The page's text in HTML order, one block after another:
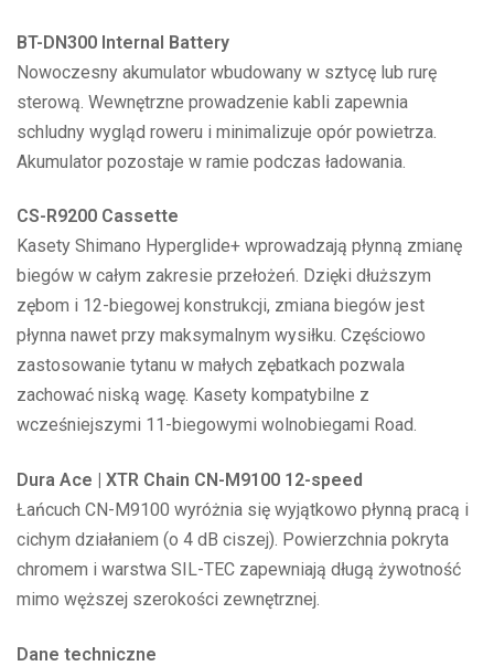
BT-DN300 Internal Battery
Nowoczesny akumulator wbudowany w sztycę lub rurę
sterową. Wewnętrzne prowadzenie kabli zapewnia
schludny wygląd roweru i minimalizuje opór powietrza.
Akumulator pozostaje w ramie podczas ładowania.
CS-R9200 Cassette
Kasety Shimano Hyperglide+ wprowadzają płynną zmianę
biegów w całym zakresie przełożeń. Dzięki dłuższym
zębom i 12-biegowej konstrukcji, zmiana biegów jest
płynna nawet przy maksymalnym wysiłku. Częściowo
zastosowanie tytanu w małych zębatkach pozwala
zachować niską wagę. Kasety kompatybilne z
wcześniejszymi 11-biegowymi wolnobiegami Road.
Dura Ace | XTR Chain CN-M9100 12-speed
Łańcuch CN-M9100 wyróżnia się wyjątkowo płynną pracą i
cichym działaniem (o 4 dB ciszej). Powierzchnia pokryta
chromem i warstwa SIL-TEC zapewniają długą żywotność
mimo węższej szerokości zewnętrznej.
Dane techniczne